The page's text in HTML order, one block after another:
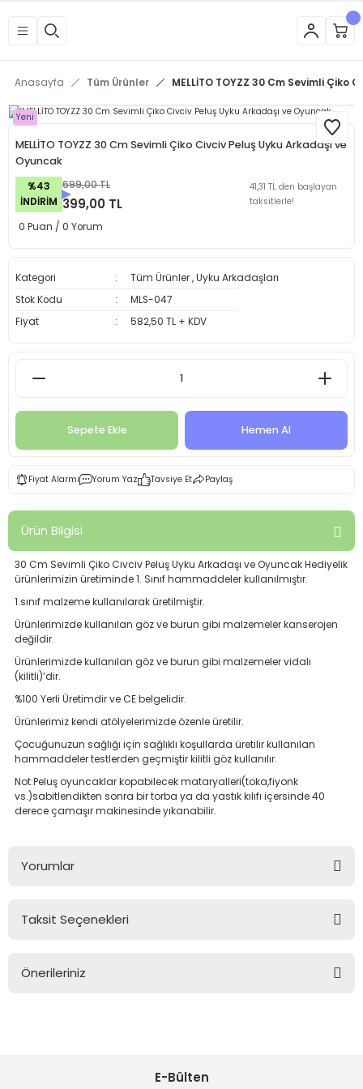
Anasayfa Tüm Ürünler MELLİTO TOYZZ 30 Cm Sevimli Çiko
Yeni
MELLİTO TOYZZ 30 Cm Sevimli Çiko Civciv Peluş Uyku Arkadaşı ve
Oyuncak
%43
İNDİRİM
699,00 TL
399,00 TL
41,31 TL den başlayan
taksitlerle!
0 Puan / 0 Yorum
Kategori Tüm Ürünler,Uyku Arkadaşları
Stok Kodu
MLS-047
Fiyat
582,50 TL + KDV
Sepete Ekle Hemen Al
Fiyat Alarmı Yorum Yaz Tavsiye Et Paylaş
Ürün Bilgisi
30 Cm Sevimli Çiko Civciv Peluş Uyku Arkadaşı ve Oyuncak Hediyelik
ürünlerimizin üretiminde 1. Sınıf hammaddeler kullanılmıştır.
1.sınıf malzeme kullanılarak üretilmiştir.
Ürünlerimizde kullanılan göz ve burun gibi malzemeler kanserojen
değildir.
Ürünlerimizde kullanılan göz ve burun gibi malzemeler vidalı
(kilitli)’dir.
%100 Yerli Üretimdir ve CE belgelidir.
Ürünlerimiz kendi atölyelerimizde özenle üretilir.
Çocuğunuzun sağlığı için sağlıklı koşullarda üretilir kullanılan
hammaddeler testlerden geçmiştir kilitli göz kullanılır.
Not:Peluş oyuncaklar kopabilecek mataryalleri(toka,fiyonk
vs.)sabitlendikten sonra bir torba ya da yastık kılıfı içersinde 40
derece çamaşır makinesinde yıkanabilir.
Yorumlar
Bu ürüne ilk yorumu siz yapın!
Taksit Seçenekleri
Önerileriniz
E-Bülten